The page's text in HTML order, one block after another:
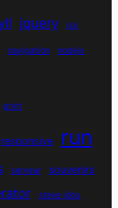
jquery jsx
navigation nodejs
print
responsive run
serveur souvenirs
steve jobs